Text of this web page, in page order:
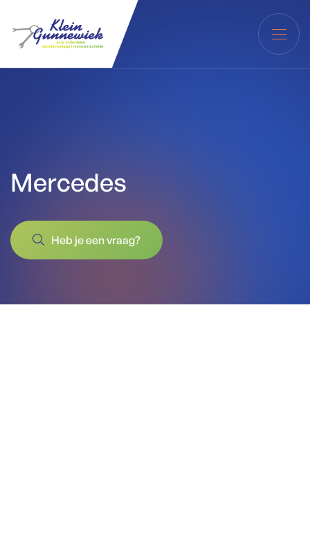
Mercedes
Heb je een vraag?